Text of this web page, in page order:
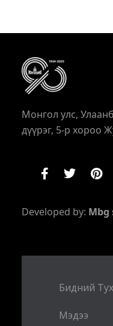
Монгол улс,
дүүрэг, 5-р хороо
Developed by: Mbg
Бидний
Мэдээ